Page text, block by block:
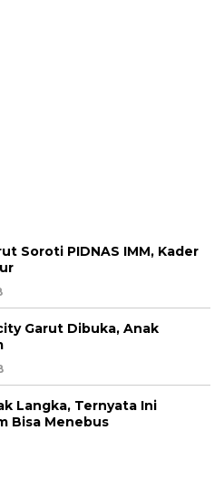
Soroti PIDNAS IMM, Kader
Garut Dibuka, Anak
Langka, Ternyata Ini
Bisa Menebus